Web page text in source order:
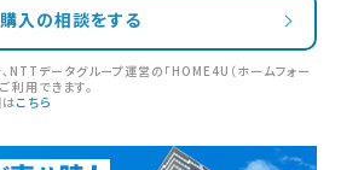
購入の相談をする
データグループ運営の「HOME4U（ホームフォー
利用できます。
こちら